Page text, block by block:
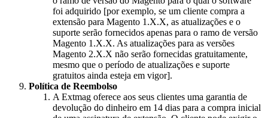
foi adquirido [por exemplo, se um cliente compra a
extensão para Magento 1.X.X, as atualizações e o
suporte serão fornecidos apenas para o ramo de versão
Magento 1.X.X. As atualizações para as versões
Magento 2.X.X não serão fornecidas gratuitamente,
mesmo que o período de atualizações e suporte
gratuitos ainda esteja em vigor].
Política de Reembolso
A Extmag oferece aos seus clientes uma garantia de
devolução do dinheiro em 14 dias para a compra inicial